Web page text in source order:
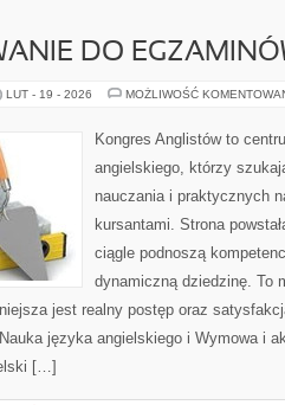
DO
LUT - 19 - 2026 MOŻLIWOŚĆ
Kongres Anglistów to
angielskiego, którzy
nauczania i praktycznych
kursantami. Strona
ciągle podnoszą
dynamiczną dziedzinę. To
jest realny postęp oraz
języka angielskiego i Wymowa i
[…]